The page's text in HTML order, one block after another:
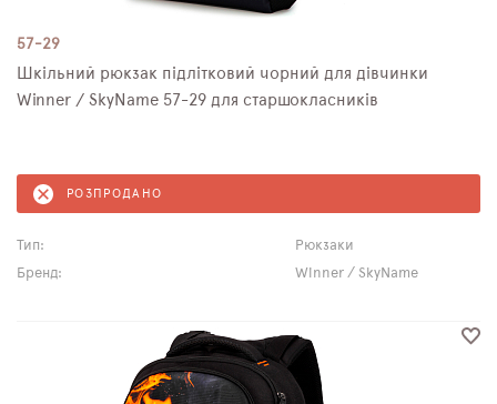
57-29
Шкільний рюкзак підлітковий чорний для дівчинки
Winner / SkyNamе 57-29 для старшокласників
РОЗПРОДАНО
Тип:
Рюкзаки
Бренд:
Winner / SkyName